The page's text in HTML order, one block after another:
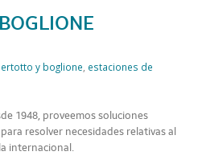
y boglione, estaciones de
1948, proveemos soluciones
resolver necesidades relativas al
internacional.